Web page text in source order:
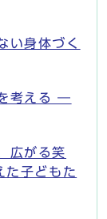
い身体づく
考える ―
広がる笑
子どもた